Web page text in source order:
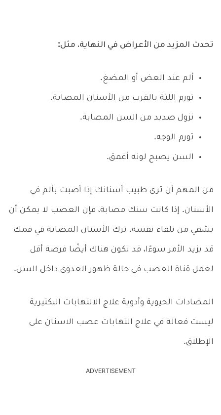
تحدث المزيد من الأعراض في النهاية، مثل:
ألم عند العض أو المضغ.
تورم اللثة بالقرب من الأسنان المصابة.
نزول صديد من السن المصابة.
تورم الوجه.
السن يصبح لونه أغمق.
من المهم أن ترى طبيب أسنانك إذا أصبت بألم في
الأسنان. إذا كانت سنك مصابة، فإن العصب لا يمكن أن
يشفي من تلقاء نفسه. ترك الأسنان المصابة في فمك
قد يزيد الأمر سوءًا، قد تكون هناك أيضًا فرصة أقل
لعمل قناة العصب في حالة ظهور العدوى داخل السن.
المضادات الحيوية وأدوية علاج الالتهابات البكتيرية
ليست فعالة في علاج التهابات عصب الاسنان على
الإطلاق.
ADVERTISEMENT